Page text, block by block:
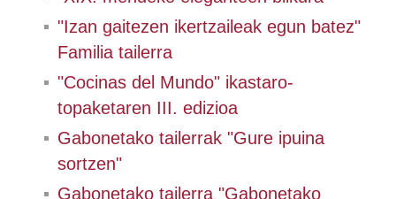
"Izan gaitezen ikertzaileak egun batez"
Familia tailerra
"Cocinas del Mundo" ikastaro-
topaketaren III. edizioa
Gabonetako tailerrak "Gure ipuina
sortzen"
Gabonetako tailerra "Gabonetako